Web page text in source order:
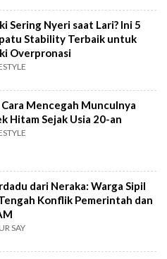
Sering Nyeri saat Lari? Ini 5
Stability Terbaik untuk
Overpronasi
Cara Mencegah Munculnya
Hitam Sejak Usia 20-an
dari Neraka: Warga Sipil
Konflik Pemerintah dan
SAY